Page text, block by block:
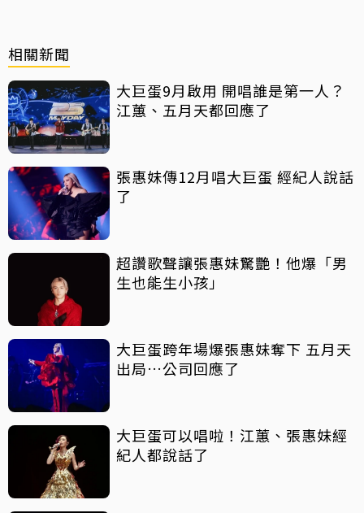
相關新聞
大巨蛋9月啟用 開唱誰是第一人？
江蕙、五月天都回應了
張惠妹傳12月唱大巨蛋 經紀人說話
了
超讚歌聲讓張惠妹驚艷！他爆「男
生也能生小孩」
大巨蛋跨年場爆張惠妹奪下 五月天
出局…公司回應了
大巨蛋可以唱啦！江蕙、張惠妹經
紀人都說話了